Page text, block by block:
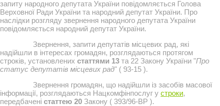
запиту народного депутата України повідомляється Голова
Верховної Ради України та народний депутат України. Про
наслідки розгляду звернення народного депутата України
повідомляється народний депутат України.
Звернення, запити депутатів місцевих рад, які
надійшли в інтересах громадян, розглядаються протягом
строків, установлених статтями 13 та 22 Закону України "Про
статус депутатів місцевих рад" ( 93-15 ).
Звернення громадян, що надійшли із засобів масової
інформації, розглядаються Нацкомфінпослуг у строки,
передбачені статтею 20 Закону ( 393/96-ВР ).